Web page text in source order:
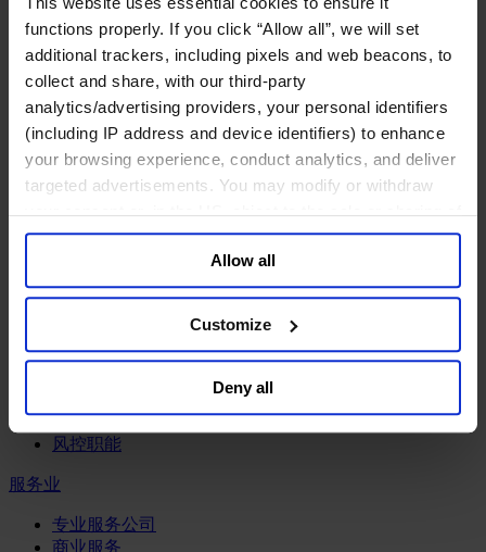
functions properly. If you click “Allow all”, we will set
additional trackers, including pixels and web beacons, to
collect and share, with our third-party
analytics/advertising providers, your personal identifiers
(including IP address and device identifiers) to enhance
your browsing experience, conduct analytics, and deliver
targeted advertisements. You may modify or withdraw
your consent or, in the US, object to the sale or sharing of
your data for targeted advertising, by clicking “Do Not
Sell or Share My Personal Information” in the footer of
the website. You must opt-out of each device and each
browser. For additional information and retention terms
general collection and use of personal information see
Allow all
Customize
Deny all
工业
化工与过程工业咨询团队
机械与工业技术
汽车与交通设备
能源业
金属与矿业
金融服务业
主权财富基金
保险业
投资银行、企业银行与金融市场
私募股权投资行业
财富管理
零售金融服务
风控职能
服务业
专业服务公司
商业服务